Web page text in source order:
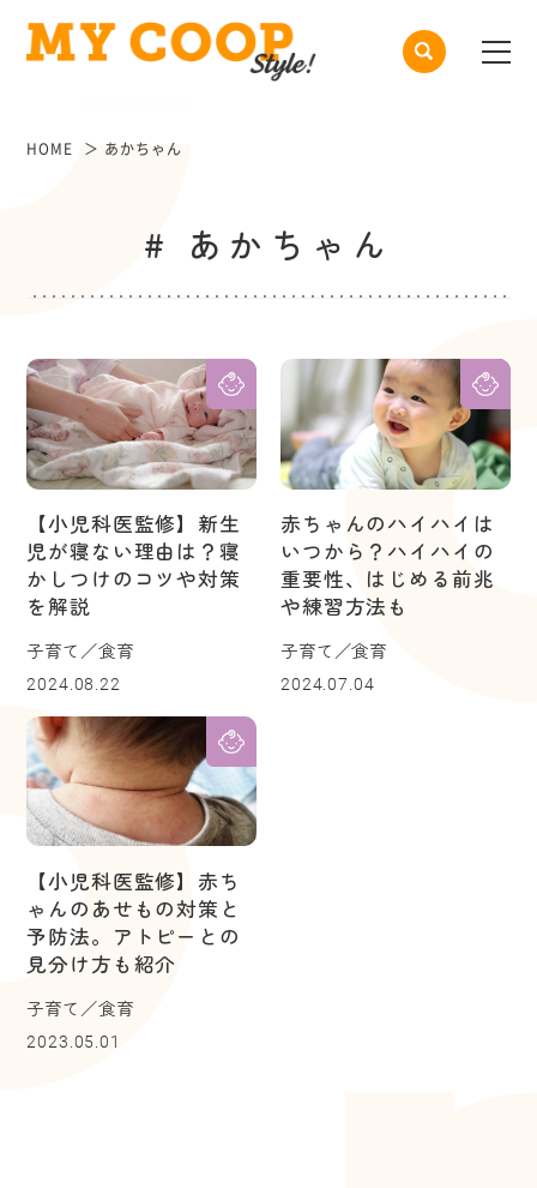
HOME あかちゃん
# あかちゃん
【小児科医監修】新生
児が寝ない理由は？寝
かしつけのコツや対策
を解説
子育て／食育
2024.08.22
赤ちゃんのハイハイは
いつから？ハイハイの
重要性、はじめる前兆
や練習方法も
子育て／食育
2024.07.04
【小児科医監修】赤ち
ゃんのあせもの対策と
予防法。アトピーとの
見分け方も紹介
子育て／食育
2023.05.01